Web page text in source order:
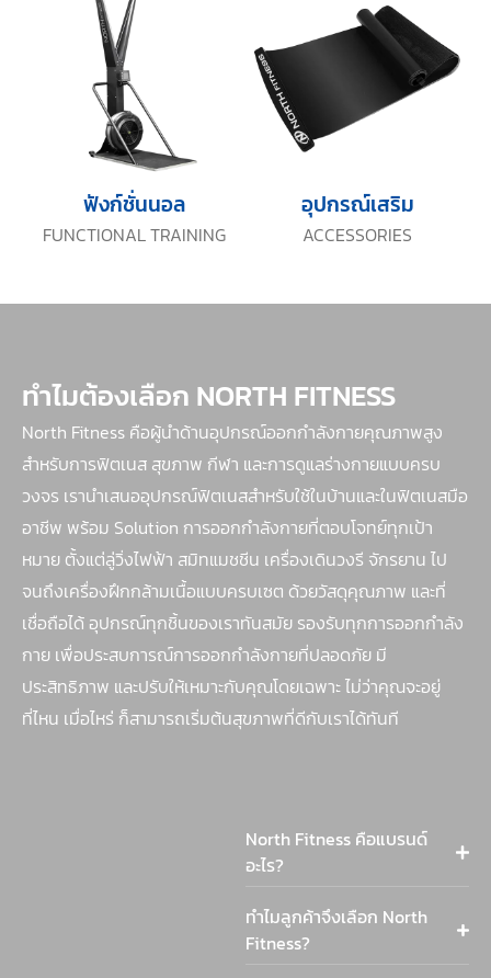
FUNCTIONAL TRAINING
ฟังก์ชั่นนอล
ACCESSORIES
อุปกรณ์เสริม
ทำไมต้องเลือก NORTH FITNESS
North Fitness คือผู้นำด้านอุปกรณ์ออกกำลังกายคุณภาพสูง
สำหรับการฟิตเนส สุขภาพ กีฬา และการดูแลร่างกายแบบครบ
วงจร เรานำเสนออุปกรณ์ฟิตเนสสำหรับใช้ในบ้านและในฟิตเนสมือ
อาชีพ พร้อม Solution การออกกำลังกายที่ตอบโจทย์ทุกเป้า
หมาย ตั้งแต่ลู่วิ่งไฟฟ้า สมิทแมชชีน เครื่องเดินวงรี จักรยาน ไป
จนถึงเครื่องฝึกกล้ามเนื้อแบบครบเซต ด้วยวัสดุคุณภาพ และที่
เชื่อถือได้ อุปกรณ์ทุกชิ้นของเราทันสมัย รองรับทุกการออกกำลัง
กาย เพื่อประสบการณ์การออกกำลังกายที่ปลอดภัย มี
ประสิทธิภาพ และปรับให้เหมาะกับคุณโดยเฉพาะ ไม่ว่าคุณจะอยู่
ที่ไหน เมื่อไหร่ ก็สามารถเริ่มต้นสุขภาพที่ดีกับเราได้ทันที
North Fitness คือแบรนด์
อะไร?
ทำไมลูกค้าจึงเลือก North
Fitness?